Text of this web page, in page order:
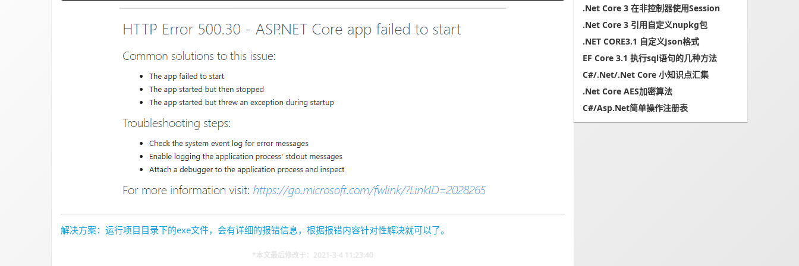
解决方案：运行项目目录下的exe文件，会有详细的报错信息，根据报错内容针对性解决就可以了。
*本文最后修改于：2021-3-4 11:23:40
.Net Core 3 在非控制器使用Session
.Net Core 3 引用自定义nupkg包
.NET CORE3.1 自定义Json格式
EF Core 3.1 执行sql语句的几种方法
C#/.Net/.Net Core 小知识点汇集
.Net Core AES加密算法
C#/Asp.Net简单操作注册表